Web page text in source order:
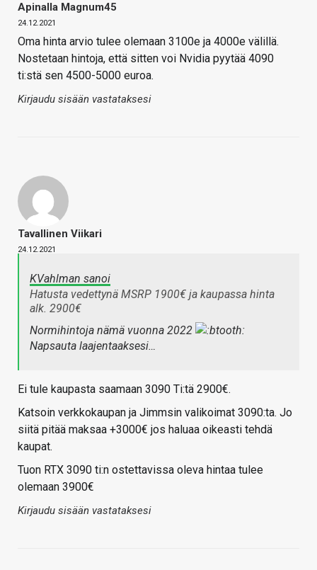
Apinalla Magnum45
24.12.2021
Oma hinta arvio tulee olemaan 3100e ja 4000e välillä.
Nostetaan hintoja, että sitten voi Nvidia pyytää 4090
ti:stä sen 4500-5000 euroa.
Kirjaudu sisään vastataksesi
Tavallinen Viikari
24.12.2021
KVahlman sanoi
Hatusta vedettynä MSRP 1900€ ja kaupassa hinta
alk. 2900€
Normihintoja nämä vuonna 2022
Napsauta laajentaaksesi…
Ei tule kaupasta saamaan 3090 Ti:tä 2900€.
Katsoin verkkokaupan ja Jimmsin valikoimat 3090:ta. Jo
siitä pitää maksaa +3000€ jos haluaa oikeasti tehdä
kaupat.
Tuon RTX 3090 ti:n ostettavissa oleva hintaa tulee
olemaan 3900€
Kirjaudu sisään vastataksesi